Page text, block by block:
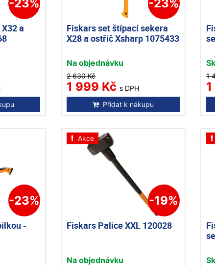
-23%
a
-23%
Fiskars set štípací sekera
X28 a ostřič Xsharp 1075433
Na objednávku
2 630 Kč
1 999 Kč s DPH
Přidat k nákupu
1
-23%
-
Akce
-19%
Fiskars Palice XXL 120028
Na objednávku